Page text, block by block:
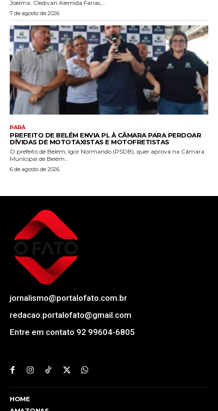
Joelma, Cledivan Alemida Farias,...
7 de agosto de 2026
PARÁ
PREFEITO DE BELÉM ENVIA PL À CÂMARA PARA PERDOAR
DÍVIDAS DE MOTOTAXISTAS E MOTOFRETISTAS
O prefeito de Belém, Igor Normando (PSDB), quer aprova na Câmara
Municipal de Belém...
6 de agosto de 2026
jornalismo@portalofato.com.br
redacao.portalofato@gmail.com
Entre em contato 92 99604-6805
HOME